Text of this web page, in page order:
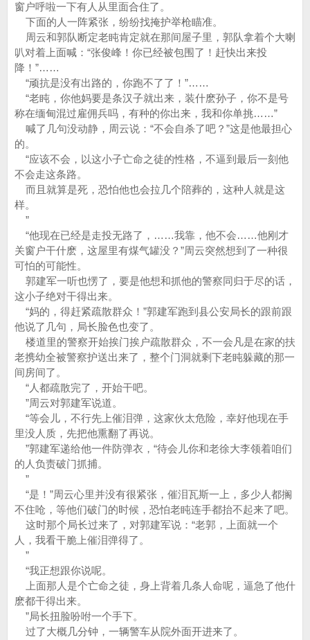
窗户呼啦一下有人从里面合住了。
下面的人一阵紧张，纷纷找掩护举枪瞄准。
周云和郭队断定老盹肯定就在那间屋子里，郭队拿着个大喇
叭对着上面喊：“张俊峰！你已经被包围了！赶快出来投
降！”……
“顽抗是没有出路的，你跑不了了！”……
“老盹，你他妈要是条汉子就出来，装什麽孙子，你不是号
称在缅甸混过雇佣兵吗，有种的你出来，我和你单挑……”
喊了几句没动静，周云说：“不会自杀了吧？”这是他最担心
的。
“应该不会，以这小子亡命之徒的性格，不逼到最后一刻他
不会走这条路。
而且就算是死，恐怕他也会拉几个陪葬的，这种人就是这
样。
”
“他现在已经是走投无路了，……我靠，他不会……他刚才
关窗户干什麽，这屋里有煤气罐没？”周云突然想到了一种很
可怕的可能性。
郭建军一听也愣了，要是他想和抓他的警察同归于尽的话，
这小子绝对干得出来。
“妈的，得赶紧疏散群众！”郭建军跑到县公安局长的跟前跟
他说了几句，局长脸色也变了。
楼道里的警察开始挨门挨户疏散群众，不一会凡是在家的扶
老携幼全被警察护送出来了，整个门洞就剩下老盹躲藏的那一
间房间了。
“人都疏散完了，开始干吧。
”周云对郭建军说道。
“等会儿，不行先上催泪弹，这家伙太危险，幸好他现在手
里没人质，先把他熏翻了再说。
”郭建军递给他一件防弹衣，“待会儿你和老徐大李领着咱们
的人负责破门抓捕。
”
“是！”周云心里并没有很紧张，催泪瓦斯一上，多少人都搁
不住呛，等他们破门的时候，恐怕老盹连手都抬不起来了吧。
这时那个局长过来了，对郭建军说：“老郭，上面就一个
人，我看干脆上催泪弹得了。
”
“我正想跟你说呢。
上面那人是个亡命之徒，身上背着几条人命呢，逼急了他什
麽都干得出来。
”局长扭脸吩咐一个手下。
过了大概几分钟，一辆警车从院外面开进来了。